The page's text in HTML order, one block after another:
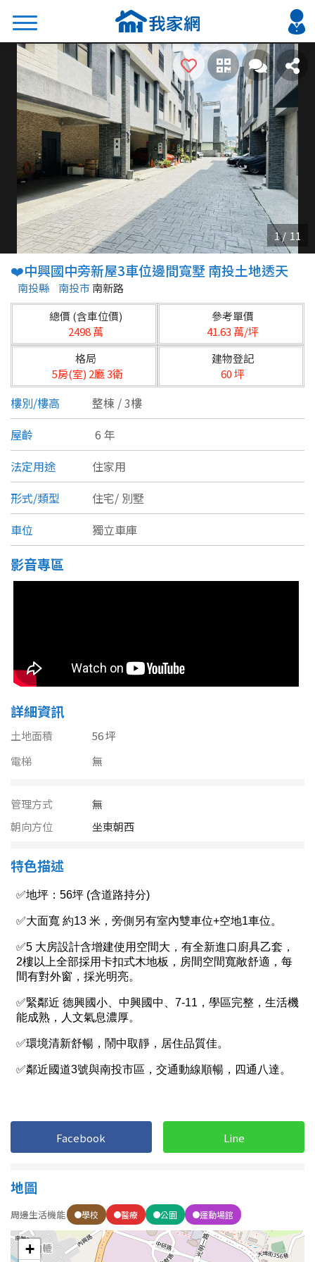
搜尋
熱門關鍵字
2026 台北降價好屋限量釋出
2026 新北降價好屋限量釋出
2026 台中降價好屋限量釋出
2026 台南降價好屋限量釋出
2026 高雄降價好屋限量釋出
縣市
不限
台北市
基隆市
新北市
宜蘭縣
桃園市
新竹市
新竹縣
苗栗縣
雲林縣
台南市
澎湖縣
台東縣
花蓮縣
金門連江
區域
類型(可複選)
不拘 公寓
別墅 透天厝
辦公
廠辦
20~30 坪 30~40 坪
40~50 坪
~
不拘
地下室
1樓 2樓
3樓
5~10樓
2房 3房
4房 5房以上
❤️中興國中旁新屋3車位邊間寬墅 南投土地透天
南投縣 南投市南新路
總價 (含車位價)
2498 萬
參考單價
41.63 萬/坪
格局
5房(室) 2廳 3衛
建物登記
60 坪
樓別/樓高
整棟 / 3樓
屋齡
6 年
法定用途
住家用
形式/類型
住宅/ 別墅
車位
獨立車庫
影音專區
詳細資訊
土地面積
56 坪
電梯
無
管理方式
無
朝向方位
坐東朝西
特色描述
Facebook Line
地圖
周邊生活機能 學校 醫療 公園 運動場館
+